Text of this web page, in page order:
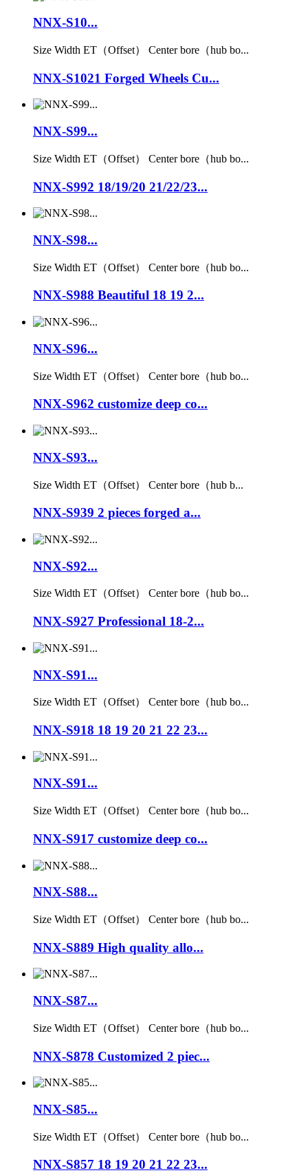
NNX-S10...
Size Width ET（Offset） Center bore（hub bo...
NNX-S1021 Forged Wheels Cu...
NNX-S99...
Size Width ET（Offset） Center bore（hub bo...
NNX-S992 18/19/20 21/22/23...
NNX-S98...
Size Width ET（Offset） Center bore（hub bo...
NNX-S988 Beautiful 18 19 2...
NNX-S96...
Size Width ET（Offset） Center bore（hub bo...
NNX-S962 customize deep co...
NNX-S93...
Size Width ET（Offset） Center bore（hub b...
NNX-S939 2 pieces forged a...
NNX-S92...
Size Width ET（Offset） Center bore（hub bo...
NNX-S927 Professional 18-2...
NNX-S91...
Size Width ET（Offset） Center bore（hub bo...
NNX-S918 18 19 20 21 22 23...
NNX-S91...
Size Width ET（Offset） Center bore（hub bo...
NNX-S917 customize deep co...
NNX-S88...
Size Width ET（Offset） Center bore（hub bo...
NNX-S889 High quality allo...
NNX-S87...
Size Width ET（Offset） Center bore（hub bo...
NNX-S878 Customized 2 piec...
NNX-S85...
Size Width ET（Offset） Center bore（hub bo...
NNX-S857 18 19 20 21 22 23...